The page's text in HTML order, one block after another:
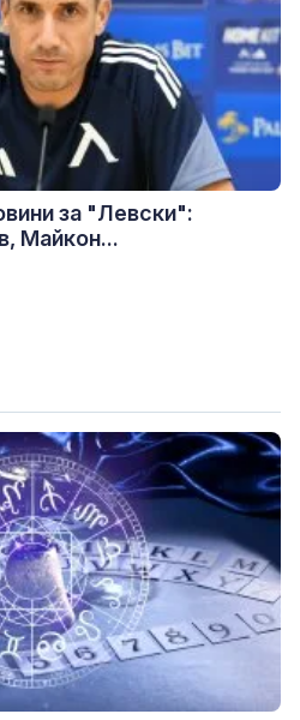
за "Левски":
Майкон...